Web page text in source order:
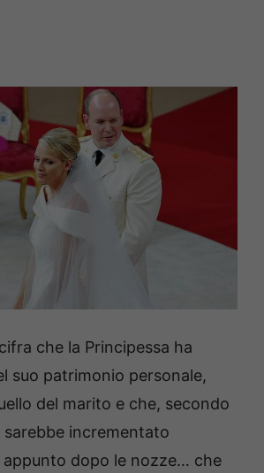
che la Principessa ha
suo patrimonio personale,
del marito e che, secondo
sarebbe incrementato
dopo le nozze… che